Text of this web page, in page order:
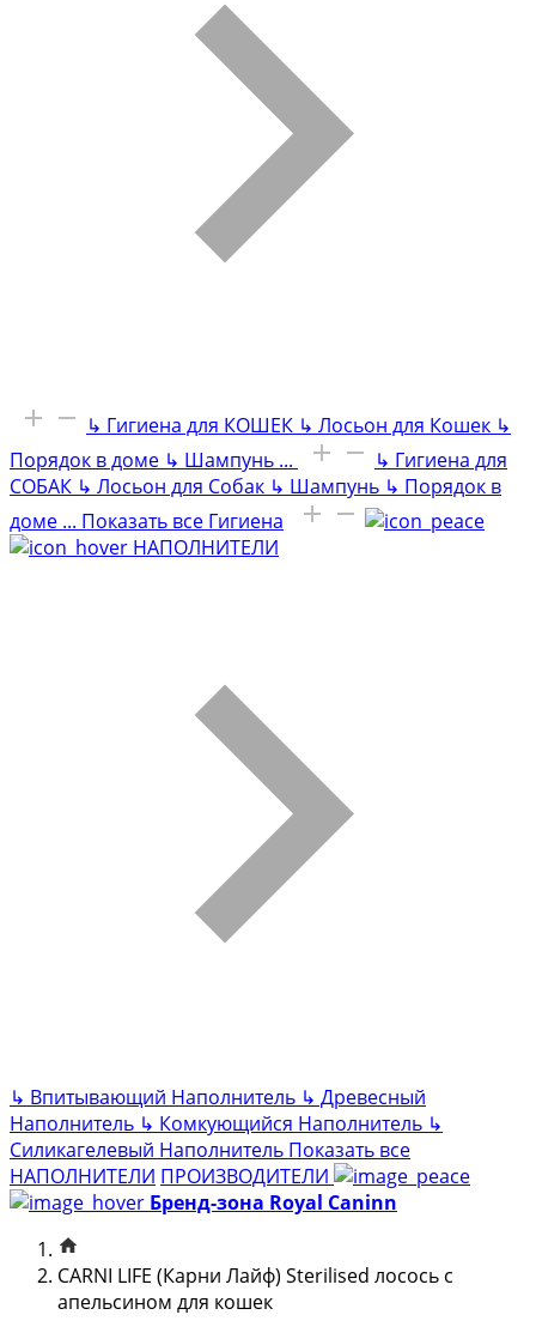
↳ Гигиена для КОШЕК ↳ Лосьон для Кошек ↳
Порядок в доме ↳ Шампунь ... ↳ Гигиена для
СОБАК ↳ Лосьон для Собак ↳ Шампунь ↳ Порядок в
доме ... Показать все Гигиена
НАПОЛНИТЕЛИ
↳ Впитывающий Наполнитель ↳ Древесный
Наполнитель ↳ Комкующийся Наполнитель ↳
Силикагелевый Наполнитель Показать все
НАПОЛНИТЕЛИ ПРОИЗВОДИТЕЛИ
Бренд-зона Royal Caninn
CARNI LIFE (Карни Лайф) Sterilised лосось с
апельсином для кошек